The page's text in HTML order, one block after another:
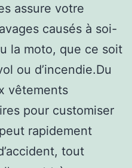
assure votre
causés à soi-
la moto, que ce soit
ou d’incendie.Du
vêtements
pour customiser
rapidement
tout